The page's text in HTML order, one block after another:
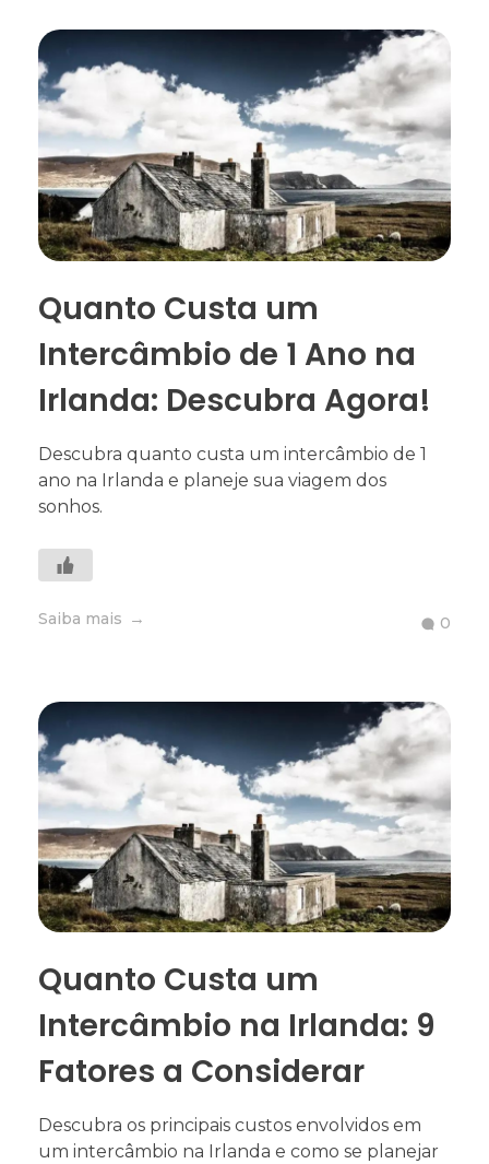
Quanto Custa um
Intercâmbio de 1 Ano na
Irlanda: Descubra Agora!
Descubra quanto custa um intercâmbio de 1
ano na Irlanda e planeje sua viagem dos
sonhos.
Saiba mais 0
Quanto Custa um
Intercâmbio na Irlanda: 9
Fatores a Considerar
Descubra os principais custos envolvidos em
um intercâmbio na Irlanda e como se planejar